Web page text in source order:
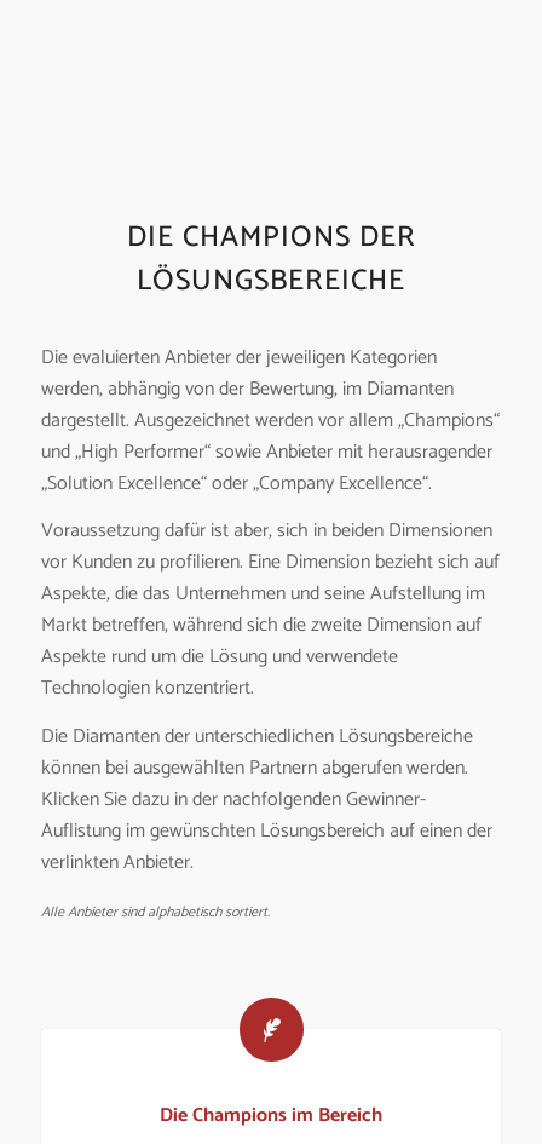
DIE CHAMPIONS DER
LÖSUNGSBEREICHE
Die evaluierten Anbieter der jeweiligen Kategorien
werden, abhängig von der Bewertung, im Diamanten
dargestellt. Ausgezeichnet werden vor allem „Champions“
und „High Performer“ sowie Anbieter mit herausragender
„Solution Excellence“ oder „Company Excellence“.
Voraussetzung dafür ist aber, sich in beiden Dimensionen
vor Kunden zu profilieren. Eine Dimension bezieht sich auf
Aspekte, die das Unternehmen und seine Aufstellung im
Markt betreffen, während sich die zweite Dimension auf
Aspekte rund um die Lösung und verwendete
Technologien konzentriert.
Die Diamanten der unterschiedlichen Lösungsbereiche
können bei ausgewählten Partnern abgerufen werden.
Klicken Sie dazu in der nachfolgenden Gewinner-
Auflistung im gewünschten Lösungsbereich auf einen der
verlinkten Anbieter.
Alle Anbieter sind alphabetisch sortiert.
Die Champions im Bereich